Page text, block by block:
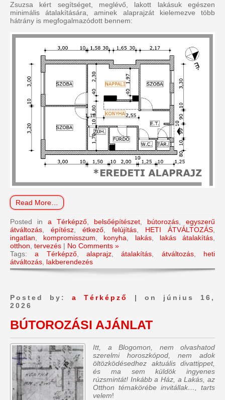
Zsuzsa kért segítséget, meglévő, lakott lakásuk egészen
minimális átalakítására, aminek alaprajzát kielemezve több
hátrány is megfogalmazódott bennem:
Read More…
Posted in a Térképző belsőépítészet bútorozás
egyszerű
átváltozás
építész étkező felújítás HETI ÁTVÁLTOZÁS
ingatlan
kompromisszum konyha lakás, lakás átalakítás
otthon tervezés | No Comments »
Tags:a Térképző,alaprajz ,átalakítás átváltozás, heti
átváltozás lakberendezés
Posted by:a Térképző
| on június 16,
2026
BÚTOROZÁSI AJÁNLAT
Itt, a Blogomon, nem olvashatod
szerelmi horoszkópod, nem adok
öltözködésedhez aktuális divattippet,
és ma sem küldök ingyenes
rúzsmintát! Inkább a Ház, a Lakás, az
Otthon témakörébe invitállak…, tarts
velem!